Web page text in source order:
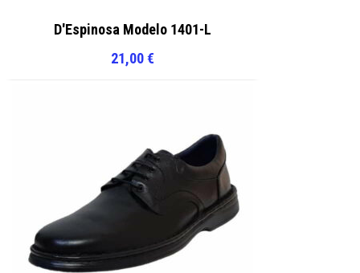
D'Espinosa Modelo 1401-L
21,00€